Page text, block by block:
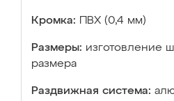
Кромка: ПВХ (0,4 мм)
Размеры: изготовление
размера
Раздвижная система: